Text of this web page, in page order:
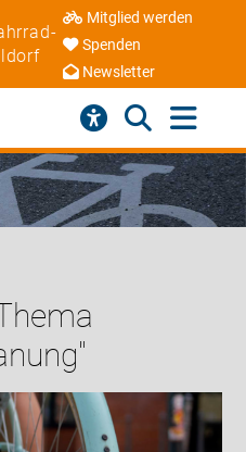
Mitglied werden
Spenden
Newsletter